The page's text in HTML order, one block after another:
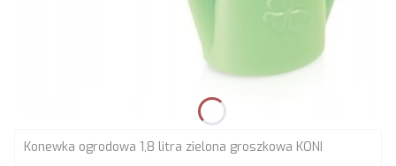
Konewka ogrodowa 1,8 litra zielona groszkowa KONI